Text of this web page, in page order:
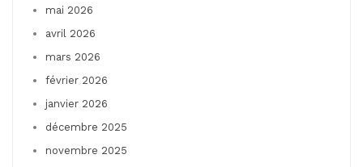
mai 2026
avril 2026
mars 2026
février 2026
janvier 2026
décembre 2025
novembre 2025